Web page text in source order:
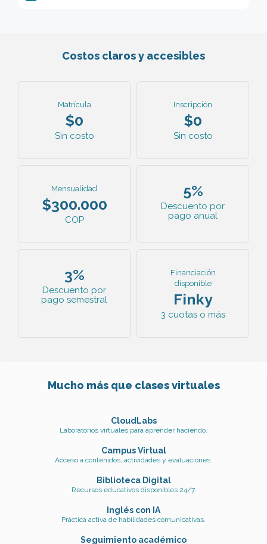
Costos claros y accesibles
Matrícula
$0
Sin costo
Inscripción
$0
Sin costo
Mensualidad
$300.000
COP
5%
Descuento por
pago anual
3%
Descuento por
pago semestral
Financiación
disponible
Finky
3 cuotas o más
Mucho más que clases virtuales
CloudLabs
Laboratorios virtuales para aprender haciendo.
Campus Virtual
Acceso a contenidos, actividades y evaluaciones.
Biblioteca Digital
Recursos educativos disponibles 24/7.
Inglés con IA
Práctica activa de habilidades comunicativas.
Seguimiento académico